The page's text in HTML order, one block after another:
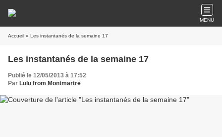
MENU
Accueil » Les instantanés de la semaine 17
Les instantanés de la semaine 17
Publié le 12/05/2013 à 17:52
Par Lulu from Montmartre